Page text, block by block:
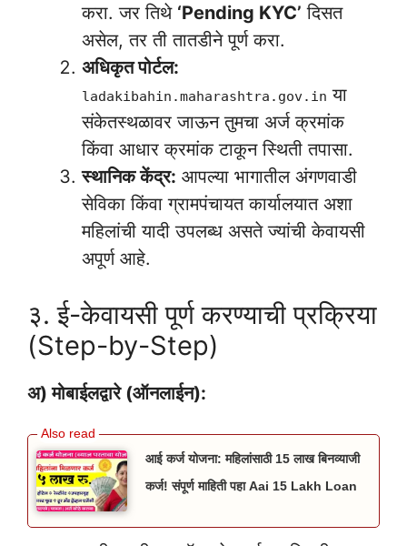
करा. जर तिथे ‘Pending KYC’ दिसत
असेल, तर ती तातडीने पूर्ण करा.
अधिकृत पोर्टल:
ladakibahin.maharashtra.gov.in या
संकेतस्थळावर जाऊन तुमचा अर्ज क्रमांक
किंवा आधार क्रमांक टाकून स्थिती तपासा.
स्थानिक केंद्र: आपल्या भागातील अंगणवाडी
सेविका किंवा ग्रामपंचायत कार्यालयात अशा
महिलांची यादी उपलब्ध असते ज्यांची केवायसी
अपूर्ण आहे.
३. ई-केवायसी पूर्ण करण्याची प्रक्रिया
(Step-by-Step)
अ) मोबाईलद्वारे (ऑनलाईन):
आई कर्ज योजना: महिलांसाठी 15 लाख बिनव्याजी
कर्ज! संपूर्ण माहिती पहा Aai 15 Lakh Loan